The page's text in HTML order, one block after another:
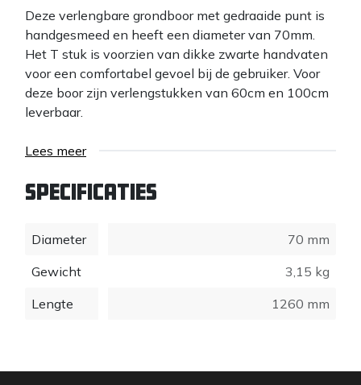
Deze verlengbare grondboor met gedraaide punt is
handgesmeed en heeft een diameter van 70mm.
Het T stuk is voorzien van dikke zwarte handvaten
voor een comfortabel gevoel bij de gebruiker. Voor
deze boor zijn verlengstukken van 60cm en 100cm
leverbaar.
Lees meer
Specificaties
Diameter
70 mm
Gewicht
3,15 kg
Lengte
1260 mm